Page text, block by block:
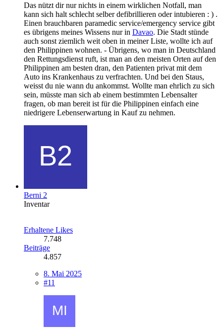
Das nützt dir nur nichts in einem wirklichen Notfall, man
kann sich halt schlecht selber defibrillieren oder intubieren : ) .
Einen brauchbaren paramedic service/emergency service gibt
es übrigens meines Wissens nur in Davao. Die Stadt stünde
auch sonst ziemlich weit oben in meiner Liste, wollte ich auf
den Philippinen wohnen. - Übrigens, wo man in Deutschland
den Rettungsdienst ruft, ist man an den meisten Orten auf den
Philippinen am besten dran, den Patienten privat mit dem
Auto ins Krankenhaus zu verfrachten. Und bei den Staus,
weisst du nie wann du ankommst. Wollte man ehrlich zu sich
sein, müsste man sich ab einem bestimmten Lebensalter
fragen, ob man bereit ist für die Philippinen einfach eine
niedrigere Lebenserwartung in Kauf zu nehmen.
Berni 2
Inventar
Erhaltene Likes
7.748
Beiträge
4.857
8. Mai 2025
#11